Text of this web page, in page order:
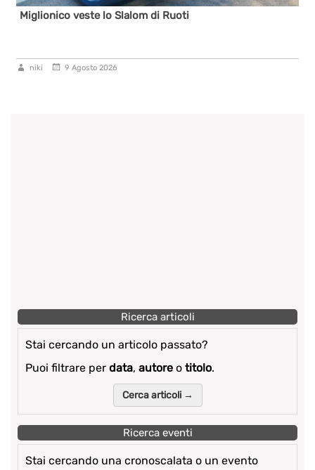
Miglionico veste lo Slalom di Ruoti
niki 9 Agosto 2026
Ricerca articoli
Stai cercando un articolo passato?
Puoi filtrare per data, autore o titolo.
Cerca articoli →
Ricerca eventi
Stai cercando una cronoscalata o un evento